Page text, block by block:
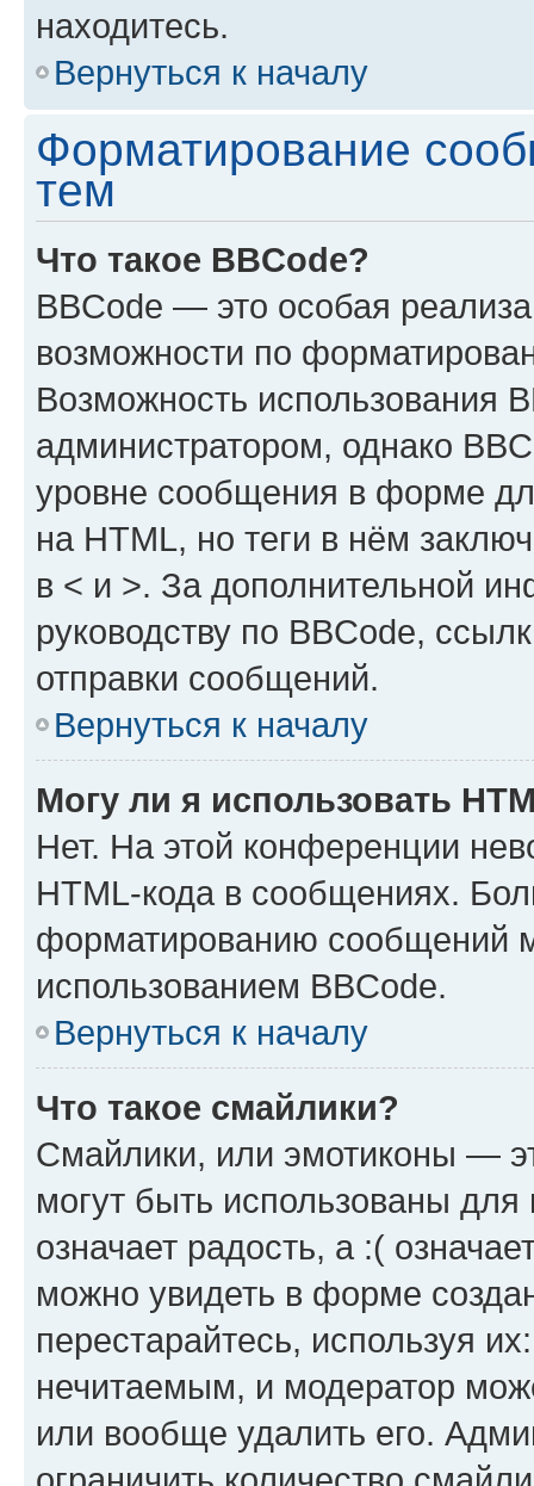
находитесь.
Вернуться к началу
Форматирование
тем
Что такое BBCode?
BBCode — это особая
возможности по
Возможность использования
администратором, однако
уровне сообщения в форме
на HTML, но теги в нём
в < и >. За дополнительной
руководству по BBCode,
отправки сообщений.
Вернуться к началу
Могу ли я использовать
Нет. На этой конференции
HTML-кода в сообщениях.
форматированию сообщений
использованием BBCode.
Вернуться к началу
Что такое смайлики?
Смайлики, или эмотиконы —
могут быть использованы
означает радость, а :(
можно увидеть в форме
перестарайтесь, используя
нечитаемым, и модератор
или вообще удалить его.